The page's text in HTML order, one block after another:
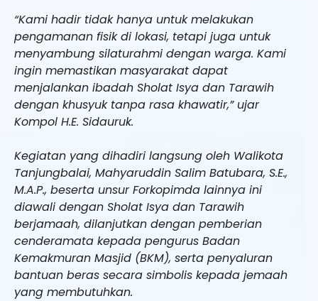
“Kami hadir tidak hanya untuk melakukan
pengamanan fisik di lokasi, tetapi juga untuk
menyambung silaturahmi dengan warga. Kami
ingin memastikan masyarakat dapat
menjalankan ibadah Sholat Isya dan Tarawih
dengan khusyuk tanpa rasa khawatir,” ujar
Kompol H.E. Sidauruk.
Kegiatan yang dihadiri langsung oleh Walikota
Tanjungbalai, Mahyaruddin Salim Batubara, S.E.,
M.A.P., beserta unsur Forkopimda lainnya ini
diawali dengan Sholat Isya dan Tarawih
berjamaah, dilanjutkan dengan pemberian
cenderamata kepada pengurus Badan
Kemakmuran Masjid (BKM), serta penyaluran
bantuan beras secara simbolis kepada jemaah
yang membutuhkan.